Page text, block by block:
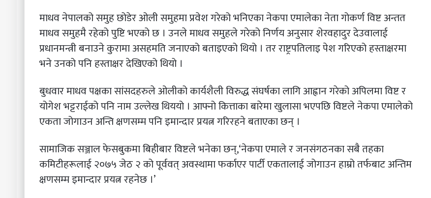
माधव नेपालको समुह छोडेर ओली समुहमा प्रवेश गरेको भनिएका नेकपा एमालेका नेता गोकर्ण विष्ट अन्तत
माधव समुहमै रहेको पुष्टि भएको छ । उनले माधव समुहले गरेको निर्णय अनुसार शेरवहादुर देउवालाई
प्रधानमन्त्री बनाउने कुरामा असहमति जनाएको बताइएको थियो । तर राष्ट्रपतिलाइ पेश गरिएको हस्ताक्षरमा
भने उनको पनि हस्ताक्षर देखिएको थियो ।
बुधवार माधव पक्षका सांसदहरुले ओलीको कार्यशैली विरुद्ध संघर्षका लागि आह्वान गरेको अपिलमा विष्ट र
योगेश भट्टराईको पनि नाम उल्लेख थिययो । आफ्नो कित्ताका बारेमा खुलासा भएपछि विष्टले नेकपा एमालेको
एकता जोगाउन अन्ति क्षणसम्म पनि इमान्दार प्रयत्न गरिरहने बताएका छन् ।
सामाजिक सञ्जाल फेसबुकमा बिहीबार विष्टले भनेका छन्,‘नेकपा एमाले र जनसंगठनका सबै तहका
कमिटीहरूलाई २०७५ जेठ २ को पूर्ववत् अवस्थामा फर्काएर पार्टी एकतालाई जोगाउन हाम्रो तर्फबाट अन्तिम
क्षणसम्म इमान्दार प्रयत्न रहनेछ ।’